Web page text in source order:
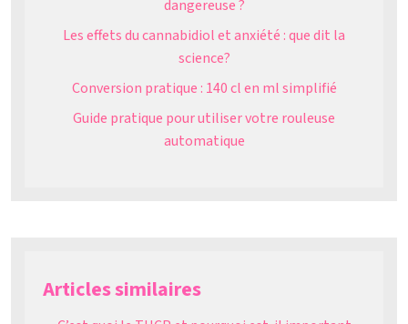
dangereuse ?
Les effets du cannabidiol et anxiété : que dit la
science?
Conversion pratique : 140 cl en ml simplifié
Guide pratique pour utiliser votre rouleuse
automatique
Articles similaires